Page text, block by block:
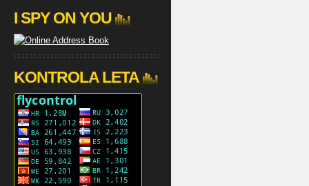
I SPY ON YOU
KONTROLA LETA